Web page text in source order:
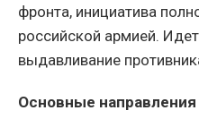
фронта, инициатива
российской армией.
выдавливание
Основные